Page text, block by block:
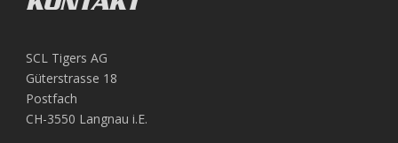
SCL Tigers AG
Güterstrasse 18
Postfach
CH-3550 Langnau i.E.